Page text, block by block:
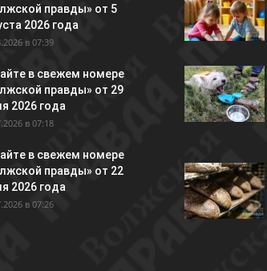
правды» от 5
2026 года
в 07:39
в свежем номере
правды» от 29
2026 года
в 07:18
в свежем номере
правды» от 22
2026 года
в 07:26